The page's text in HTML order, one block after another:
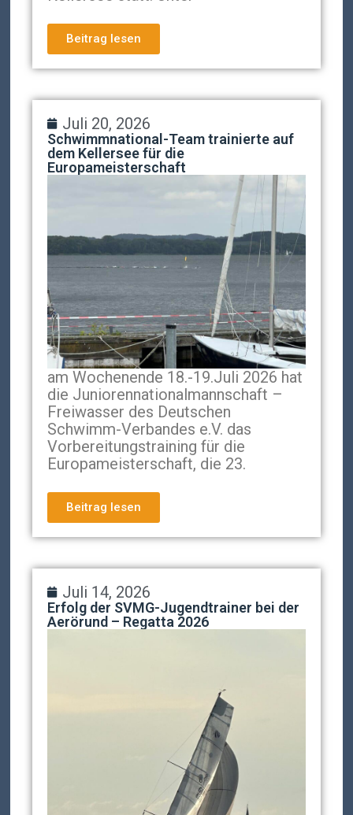
Beitrag lesen
Juli 20, 2026
Schwimmnational-Team trainierte auf
dem Kellersee für die
Europameisterschaft
am Wochenende 18.-19.Juli 2026 hat
die Juniorennationalmannschaft –
Freiwasser des Deutschen
Schwimm-Verbandes e.V. das
Vorbereitungstraining für die
Europameisterschaft, die 23.
Beitrag lesen
Juli 14, 2026
Erfolg der SVMG-Jugendtrainer bei der
Aerörund – Regatta 2026